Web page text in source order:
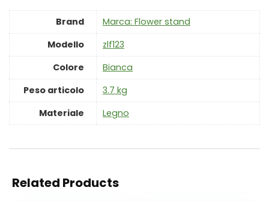
Brand
Marca: Flower stand
Modello
‎zlf123
Colore
‎Bianca
Peso articolo
‎3.7 kg
Materiale
‎Legno
Related Products